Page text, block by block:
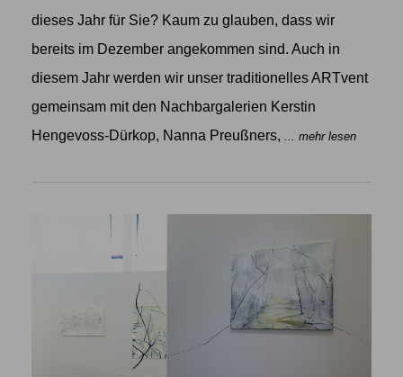
dieses Jahr für Sie? Kaum zu glauben, dass wir
bereits im Dezember angekommen sind. Auch in
diesem Jahr werden wir unser traditionelles ARTvent
gemeinsam mit den Nachbargalerien Kerstin
Hengevoss-Dürkop, Nanna Preußners,
... mehr lesen